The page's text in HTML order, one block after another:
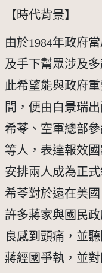
【時代背景】
由於1984年政府
及手下幫眾涉及
此希望能與政府
間，便由白景瑞
希苓、空軍總部
等人，表達報效
安排兩人成為正
希苓對於遠在美
許多蔣家與國民
良感到頭痛，並
蔣經國爭執，並